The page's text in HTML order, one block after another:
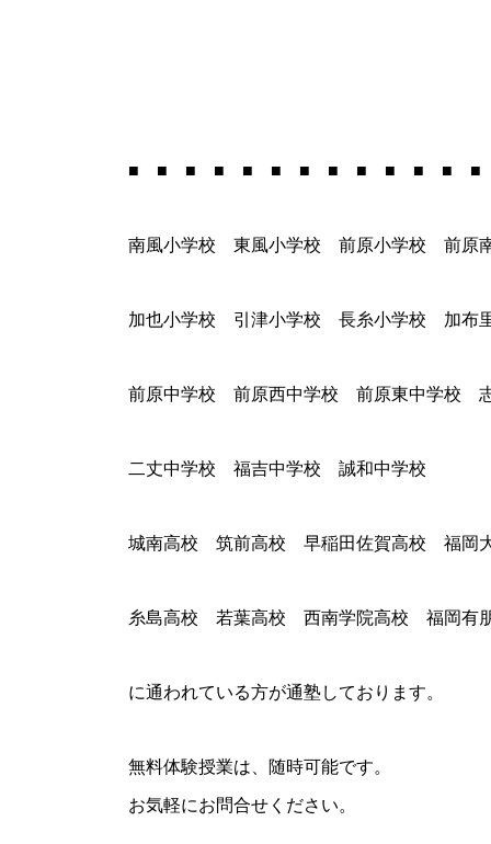
■ ■ ■ ■ ■ ■ ■ ■ ■ ■ ■ ■ ■
南風小学校 東風小学校 前原小学校 前原
加也小学校 引津小学校 長糸小学校 加布
前原中学校 前原西中学校 前原東中学校
二丈中学校 福吉中学校 誠和中学校
城南高校 筑前高校 早稲田佐賀高校 福岡
糸島高校 若葉高校 西南学院高校 福岡有
に通われている方が通塾しております。
無料体験授業は、随時可能です。
お気軽にお問合せください。